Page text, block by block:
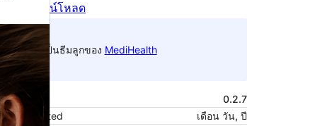
ดาวน์โหลด
นี่เป็นธีมลูกของ MediHealth
รุ่น
0.2.7
Last updated
เดือน วัน, ปี